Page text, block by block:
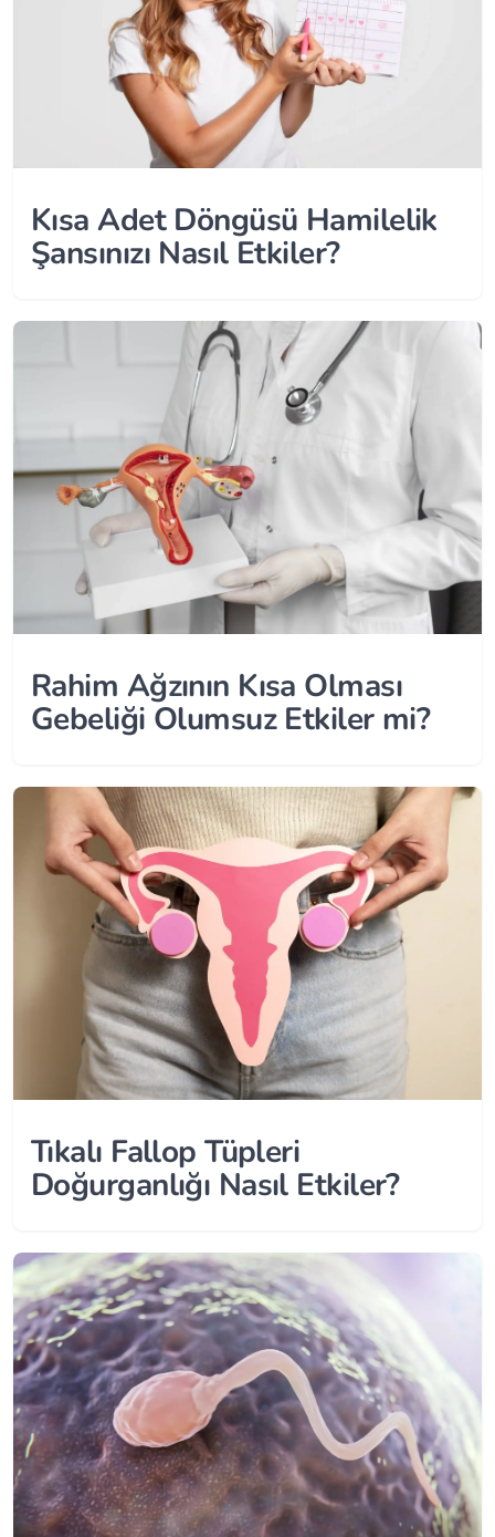
Kısa Adet Döngüsü Hamilelik
Şansınızı Nasıl Etkiler?
Rahim Ağzının Kısa Olması
Gebeliği Olumsuz Etkiler mi?
Tıkalı Fallop Tüpleri
Doğurganlığı Nasıl Etkiler?